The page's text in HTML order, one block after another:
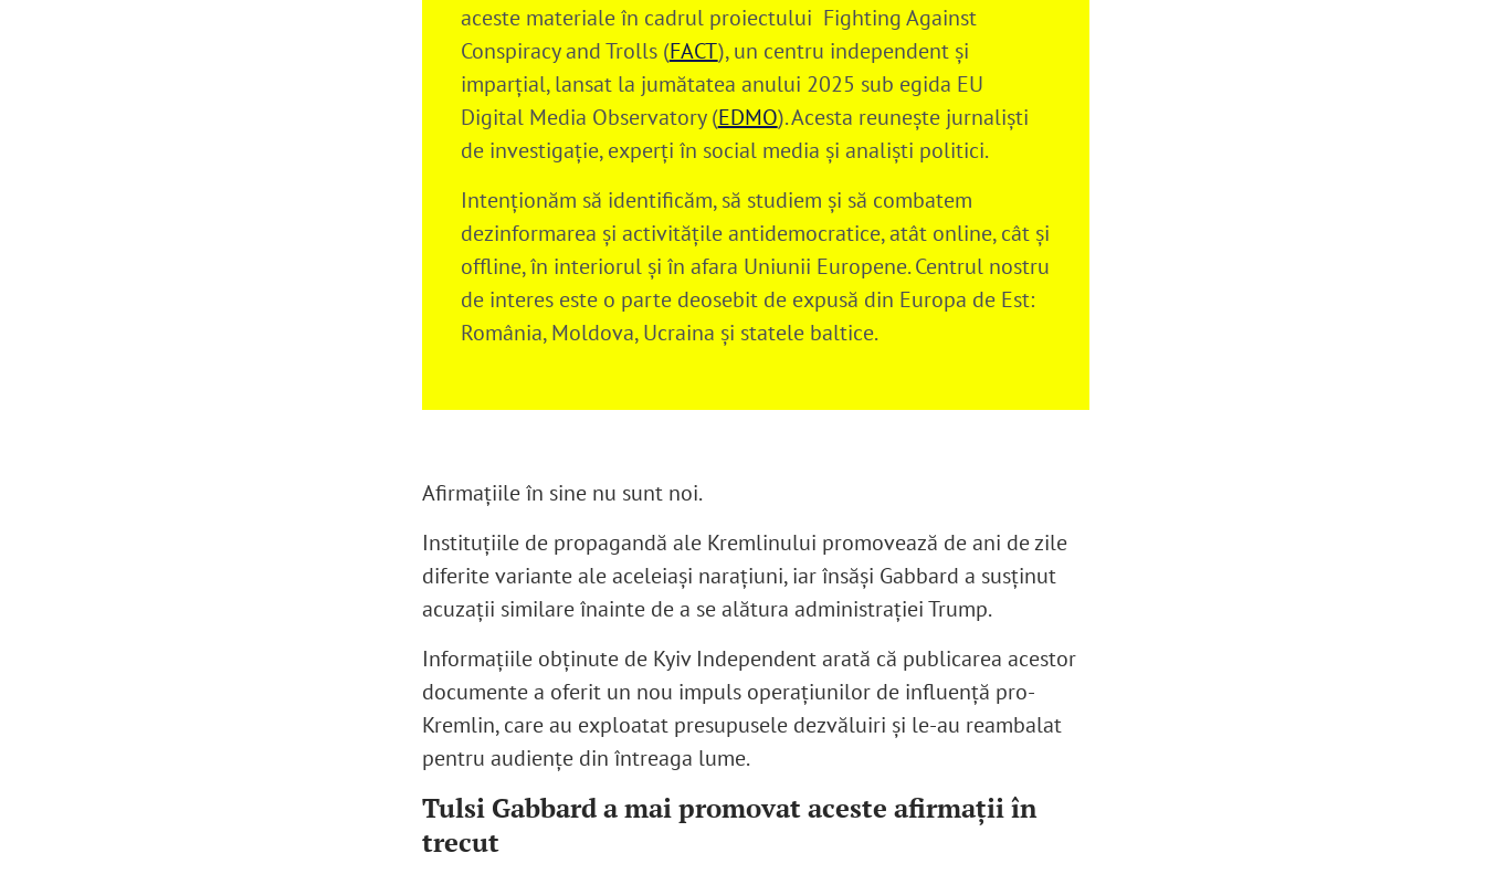
aceste materiale în cadrul proiectului Fighting Against
Conspiracy and Trolls (FACT), un centru independent și
imparțial, lansat la jumătatea anului 2025 sub egida EU
Digital Media Observatory (EDMO). Acesta reunește jurnaliști
de investigație, experți în social media și analiști politici.
Intenționăm să identificăm, să studiem și să combatem
dezinformarea și activitățile antidemocratice, atât online, cât și
offline, în interiorul și în afara Uniunii Europene. Centrul nostru
de interes este o parte deosebit de expusă din Europa de Est:
România, Moldova, Ucraina și statele baltice.
Afirmațiile în sine nu sunt noi.
Instituțiile de propagandă ale Kremlinului promovează de ani de zile
diferite variante ale aceleiași narațiuni, iar însăși Gabbard a susținut
acuzații similare înainte de a se alătura administrației Trump.
Informațiile obținute de Kyiv Independent arată că publicarea acestor
documente a oferit un nou impuls operațiunilor de influență pro-
Kremlin, care au exploatat presupusele dezvăluiri și le-au reambalat
pentru audiențe din întreaga lume.
Tulsi Gabbard a mai promovat aceste afirmaţii în
trecut